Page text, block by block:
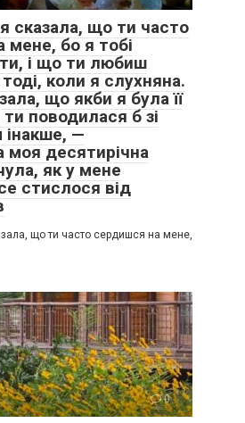
сказала, що ти часто
бо я тобі
і що ти любиш
коли я слухняна.
що якби я була її
поводилася б зі
інакше, —
моя десятирічна
як у мене
стислося від
що ти часто сердишся на мене,
0